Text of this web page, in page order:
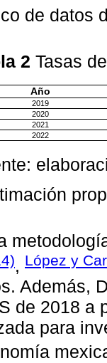
de datos
2 Tasas
Año
2019
2020
2021
2022
, López y
Además,
de 2018 a
para